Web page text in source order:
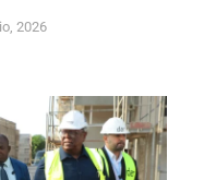
2026